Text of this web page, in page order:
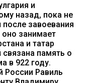
и
назад, пока не
завоевания
занимает
и татар
память о
в 922 году.
России Равиль